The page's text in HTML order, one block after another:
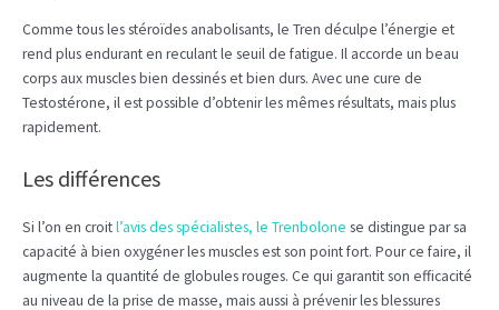
Comme tous les stéroïdes anabolisants, le Tren déculpe l’énergie et
rend plus endurant en reculant le seuil de fatigue. Il accorde un beau
corps aux muscles bien dessinés et bien durs. Avec une cure de
Testostérone, il est possible d’obtenir les mêmes résultats, mais plus
rapidement.
Les différences
Si l’on en croitl’avis des spécialistes, le Trenbolone se distingue par sa
capacité à bien oxygéner les muscles est son point fort. Pour ce faire, il
augmente la quantité de globules rouges. Ce qui garantit son efficacité
au niveau de la prise de masse, mais aussi à prévenir les blessures